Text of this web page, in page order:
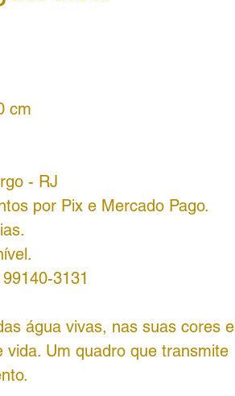
cm
- RJ
por Pix e Mercado Pago.
3131
água vivas, nas suas cores e
vida. Um quadro que transmite